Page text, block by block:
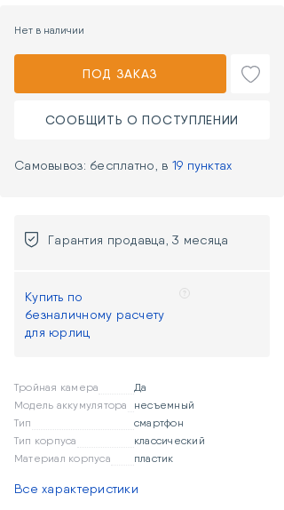
Нет в наличии
ПОД ЗАКАЗ
СООБЩИТЬ О ПОСТУПЛЕНИИ
Самовывоз: бесплатно, в 19 пунктах
Гарантия продавца, 3 месяца
Купить по
безналичному расчету
для юрлиц
Тройная камера
Да
Модель аккумулятора
несъемный
Тип
смартфон
Тип корпуса
классический
Материал корпуса
пластик
Все характеристики